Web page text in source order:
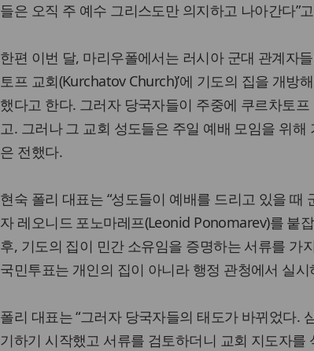
들은 오직 주 예수 그리스도만 의지하고 나아간다”
한편 이번 달, 마리우폴에서는 러시아 군대 관계자
토프 교회(Kurchatov Church)’에 기도의 집을 개방
했다고 한다. 그러자 당국자들이 주중에 쿠르차토
고. 그러나 그 교회 성도들은 주일 예배 모임을 위
은 전했다.
현숙 폴리 대표는 “성도들이 예배를 드리고 있을
자 레오니드 포노마레프(Leonid Ponomarev)를 붙
후, 기도의 집이 민간 소유임을 증명하는 서류를 가
국민투표는 개인의 집이 아니라 행정 관청에서 실시
폴리 대표는 “그러자 당국자들의 태도가 바뀌었다.
기하기 시작했고 서류를 검토하더니 교회 지도자를